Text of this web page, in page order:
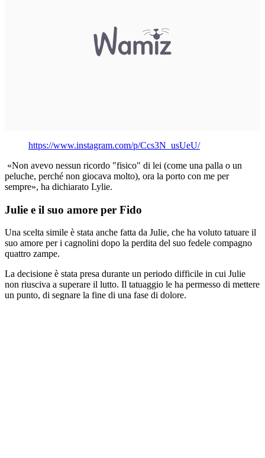
https://www.instagram.com/p/Ccs3N_usUeU/
«Non avevo nessun ricordo "fisico" di lei (come una palla o un
peluche, perché non giocava molto), ora la porto con me per
sempre», ha dichiarato Lylie.
Julie e il suo amore per Fido
Una scelta simile è stata anche fatta da Julie, che ha voluto tatuare il
suo amore per i cagnolini dopo la perdita del suo fedele compagno
quattro zampe.
La decisione è stata presa durante un periodo difficile in cui Julie
non riusciva a superare il lutto. Il tatuaggio le ha permesso di mettere
un punto, di segnare la fine di una fase di dolore.